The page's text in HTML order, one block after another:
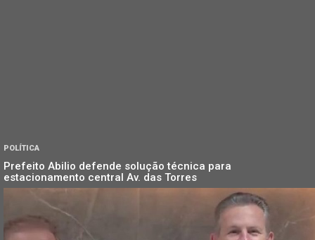
POLÍTICA
Prefeito Abilio defende solução técnica para
estacionamento central Av. das Torres